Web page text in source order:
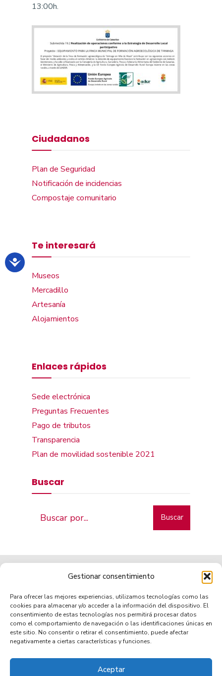
Gestionar consentimiento
Para ofrecer las mejores experiencias, utilizamos tecnologías como las
cookies para almacenar y/o acceder a la información del dispositivo. El
consentimiento de estas tecnologías nos permitirá procesar datos
como el comportamiento de navegación o las identificaciones únicas en
este sitio. No consentir o retirar el consentimiento, puede afectar
negativamente a ciertas características y funciones.
Aceptar
13:00h.
Ciudadanos
Plan de Seguridad
Notificación de incidencias
Compostaje comunitario
Te interesará
Museos
Mercadillo
Artesanía
Alojamientos
Enlaces rápidos
Sede electrónica
Preguntas Frecuentes
Pago de tributos
Transparencia
Plan de movilidad sostenible 2021
Buscar
Buscar
Municipio de tradición
AVISO LEGAL